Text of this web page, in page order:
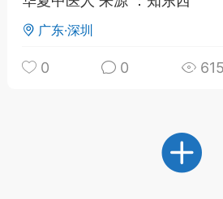
小海（HAi）
平，顺时收
谷气行、营卫通
下的脾胃调养要义
广东·深圳
0 0 615